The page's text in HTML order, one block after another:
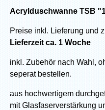
Acrylduschwanne TSB
Preise inkl. Lieferung und
Lieferzeit ca. 1 Woche
inkl. Zubehör nach Wahl,
seperat bestellen.
aus hochwertigem
mit Glasfaserverstärkung